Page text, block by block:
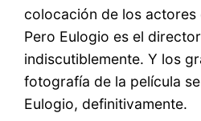
colocación de los actores
Pero Eulogio es el
indiscutiblemente. Y los
fotografía de la película
Eulogio, definitivamente.